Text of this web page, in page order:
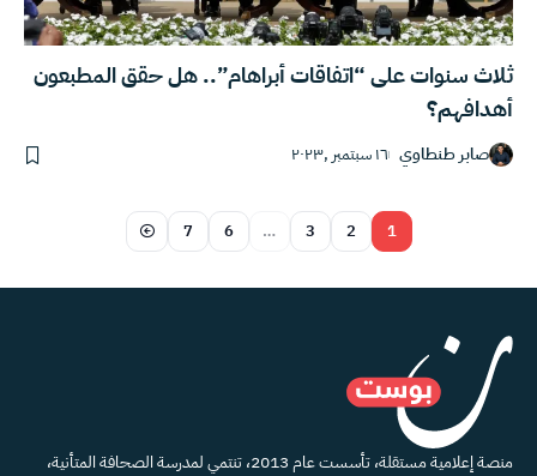
ثلاث سنوات على “اتفاقات أبراهام”.. هل حقق المطبعون
أهدافهم؟
صابر طنطاوي ١٦ سبتمبر ,٢٠٢٣
1
2
3
…
6
7
منصة إعلامية مستقلة، تأسست عام 2013، تنتمي لمدرسة الصحافة المتأنية،